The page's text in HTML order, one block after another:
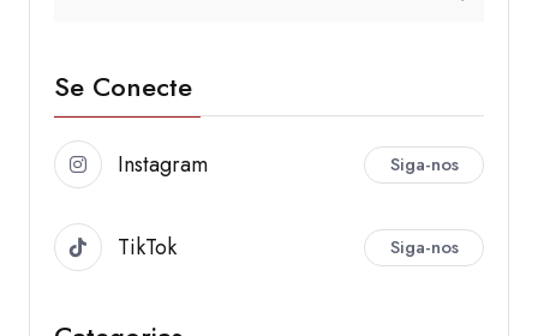
Se Conecte
Instagram Siga-nos
TikTok Siga-nos